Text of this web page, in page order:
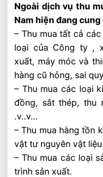
Ngoài dịch vụ thu
Nam hiện đang cung
– Thu mua tất cả
loại của Công ty ,
xuất, máy móc và
hàng cũ hỏng, sai
– Thu mua các loại
đồng, sắt thép, thu
.v..v…
– Thu mua hàng tồn
vật tư nguyên vật
– Thu mua các loại
trình sản xuất.